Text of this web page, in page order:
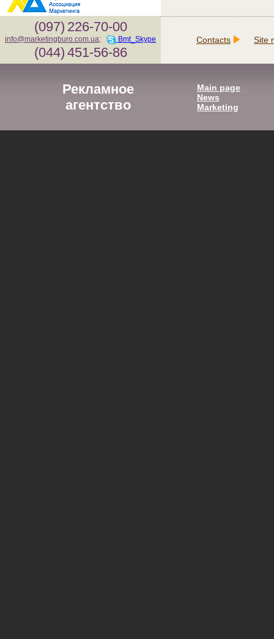
(097) 226-70-00
info@marketingburo.com.ua; Bmt_Skype
(044) 451-56-86
Contacts Site
Рекламное
агентство
Main page
News
Marketing